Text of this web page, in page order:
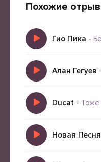
Похожие
Гио Пика -
Алан Гегуев -
Ducat - Тоже
Новая Песня